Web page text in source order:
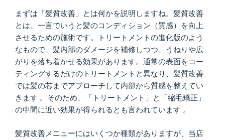
まずは「髪質改善」とは何かを説明しますね。髪質改善
とは、一言でいうと髪のコンディション（質感）を向上
させるための施術です。トリートメントの進化版のよう
なもので、髪内部のダメージを補修しつつ、うねりや広
がりを落ち着かせる効果があります。通常の表面をコー
ティングするだけのトリートメントと異なり、髪質改善
では髪の芯までアプローチして内部から質感を整えてい
きます 。そのため、「トリートメント」と「縮毛矯正」
の中間に近い効果が得られるとも言われています 。
髪質改善メニューにはいくつか種類がありますが、当店